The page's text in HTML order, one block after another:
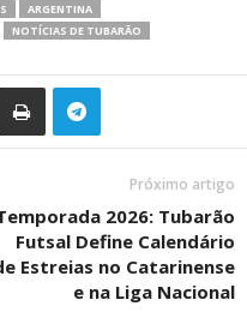
ARGENTINA
NOTÍCIAS DE TUBARÃO
Próximo artigo
2026: Tubarão
Futsal Define Calendário
Estreias no Catarinense
e na Liga Nacional